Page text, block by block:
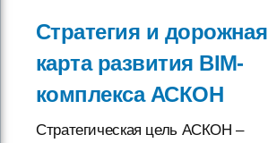
Стратегия и дорожная
карта развития BIM-
комплекса АСКОН
Стратегическая цель АСКОН –